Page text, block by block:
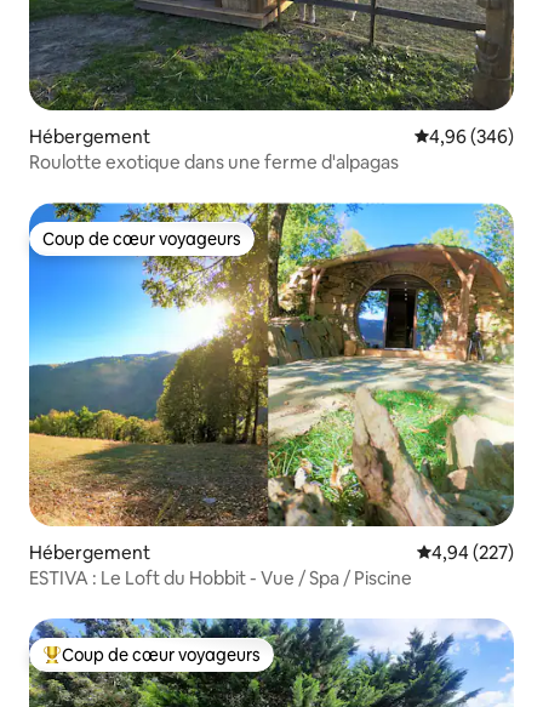
Hébergement Évaluation
4,96 (346)
Roulotte exotique dans une ferme d'alpagas
Coup de cœur voyageurs
Coup de cœur voyageurs
Hébergement Évaluation
4,94 (227)
ESTIVA : Le Loft du Hobbit - Vue / Spa / Piscine
Coups de cœur voyageurs les plus appréciés
Coup de cœur voyageurs